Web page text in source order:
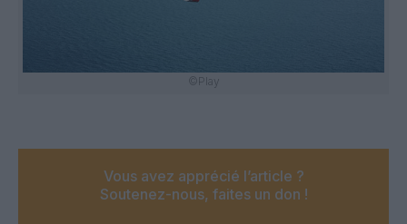
©Play
Vous avez apprécié l’article ?
Soutenez-nous, faites un don !